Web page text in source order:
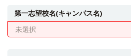
第一志望校名(キャンパス名)
未選択